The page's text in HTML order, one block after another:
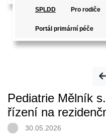
SPLDD Pro rodiče
Portál primární péče
Pediatrie Mělník
řízení na
30.05.2026